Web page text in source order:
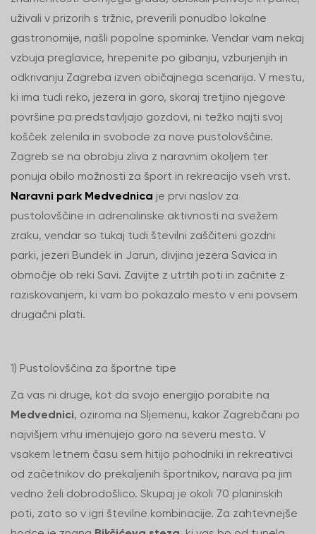
uživali v prizorih s tržnic, preverili ponudbo lokalne
gastronomije, našli popolne spominke. Vendar vam nekaj
vzbuja preglavice, hrepenite po gibanju, vzburjenjih in
odkrivanju Zagreba izven običajnega scenarija. V mestu,
ki ima tudi reko, jezera in goro, skoraj tretjino njegove
površine pa predstavljajo gozdovi, ni težko najti svoj
košček zelenila in svobode za nove pustolovščine.
Zagreb se na obrobju zliva z naravnim okoljem ter
ponuja obilo možnosti za šport in rekreacijo vseh vrst.
Naravni park Medvednica je prvi naslov za
pustolovščine in adrenalinske aktivnosti na svežem
zraku, vendar so tukaj tudi številni zaščiteni gozdni
parki, jezeri Bundek in Jarun, divjina jezera Savica in
območje ob reki Savi. Zavijte z utrtih poti in začnite z
raziskovanjem, ki vam bo pokazalo mesto v eni povsem
drugačni plati.
1) Pustolovščina za športne tipe
Za vas ni druge, kot da svojo energijo porabite na
Medvednici, oziroma na Sljemenu, kakor Zagrebčani po
najvišjem vrhu imenujejo goro na severu mesta. V
vsakem letnem času sem hitijo pohodniki in rekreativci
od začetnikov do prekaljenih športnikov, narava pa jim
vedno želi dobrodošlico. Skupaj je okoli 70 planinskih
poti, zato so v igri številne kombinacije. Za zahtevnejše